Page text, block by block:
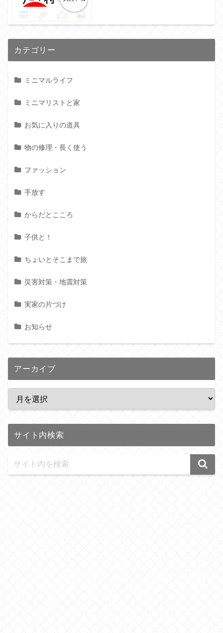
カテゴリー
ミニマルライフ
ミニマリストと家
お気に入りの道具
物の修理・長く使う
ファッション
手放す
からだとこころ
子供と！
ちょいとそこまで旅
災害対策・地震対策
実家の片づけ
お知らせ
アーカイブ
サイト内検索